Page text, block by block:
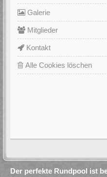
Galerie
Mitglieder
Kontakt
Alle Cookies löschen
Der perfekte Rundpool ist